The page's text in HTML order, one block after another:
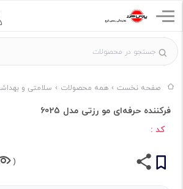
صفحه نخست همه محصولات سلامتی و
فرکننده حرفه‌ای مو رزتی مدل 6025
کد :
(